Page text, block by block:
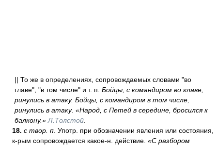
|| То же в определениях, сопровождаемых словами "во
главе", "в том числе" и т. п. Бойцы, с командиром во главе,
ринулись в атаку. Бойцы, с командиром в том числе,
ринулись в атаку. «Народ, с Петей в середине, бросился к
балкону.» Л.Толстой
18. с твор. п . Употр. при обозначении явления или состояния,
к-рым сопровождается какое-н. действие. «С разбором